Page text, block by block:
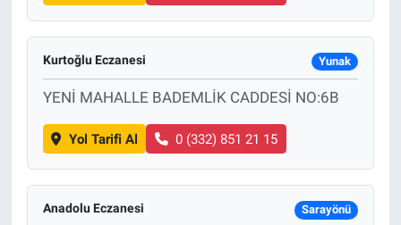
Kurtoğlu Eczanesi Yunak
YENİ MAHALLE BADEMLİK CADDESİ NO:6B
Yol Tarifi Al 0 (332) 851 21 15
Anadolu Eczanesi Sarayönü